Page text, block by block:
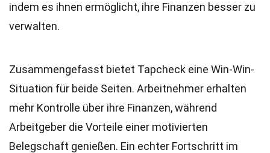
indem es ihnen ermöglicht, ihre Finanzen besser zu
verwalten.
Zusammengefasst bietet Tapcheck eine Win-Win-
Situation für beide Seiten. Arbeitnehmer erhalten
mehr Kontrolle über ihre Finanzen, während
Arbeitgeber die Vorteile einer motivierten
Belegschaft genießen. Ein echter Fortschritt im